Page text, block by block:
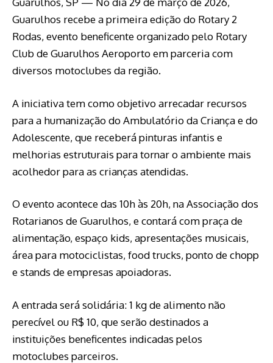
Guarulhos recebe a primeira edição do Rotary 2
Rodas, evento beneficente organizado pelo Rotary
Club de Guarulhos Aeroporto em parceria com
diversos motoclubes da região.
A iniciativa tem como objetivo arrecadar recursos
para a humanização do Ambulatório da Criança e do
Adolescente, que receberá pinturas infantis e
melhorias estruturais para tornar o ambiente mais
acolhedor para as crianças atendidas.
O evento acontece das 10h às 20h, na Associação dos
Rotarianos de Guarulhos, e contará com praça de
alimentação, espaço kids, apresentações musicais,
área para motociclistas, food trucks, ponto de chopp
e stands de empresas apoiadoras.
A entrada será solidária: 1 kg de alimento não
perecível ou R$ 10, que serão destinados a
instituições beneficentes indicadas pelos
motoclubes parceiros.